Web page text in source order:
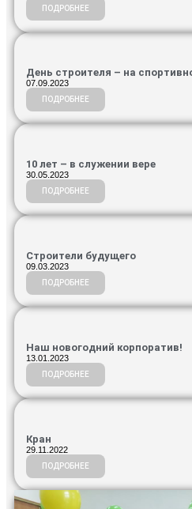
ПОДРОБНЕЕ
День строителя – на
07.09.2023
ПОДРОБНЕЕ
10 лет – в служении вере
30.05.2023
ПОДРОБНЕЕ
Строители будущего
09.03.2023
ПОДРОБНЕЕ
Наш новогодний корпоратив!
13.01.2023
ПОДРОБНЕЕ
Кран
29.11.2022
ПОДРОБНЕЕ